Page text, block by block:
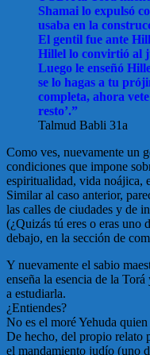
Shamai lo expulsó
usaba en la
El gentil fue ante
Hillel lo convirtió al
Luego le enseñó
se lo hagas a tu
completa, ahora
resto’.”
Talmud Babli 31a
Como ves, nuevamente un
condiciones que impone
espiritualidad, vida noájica,
Similar al caso anterior,
las calles de ciudades y de
(¿Quizás tú eres o eras uno
debajo, en la sección de
Y nuevamente el sabio
enseña la esencia de la
a estudiarla.
¿Entiendes?
No es el moré Yehuda
De hecho, del propio relato
el mandamiento judío (uno